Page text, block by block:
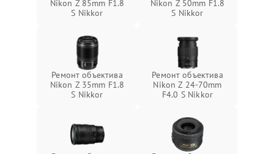
Nikon Z 85mm F1.8
S Nikkor
Nikon Z 50mm F1.8
S Nikkor
Ремонт объектива
Nikon Z 35mm F1.8
S Nikkor
Ремонт объектива
Nikon Z 24-70mm
F4.0 S Nikkor